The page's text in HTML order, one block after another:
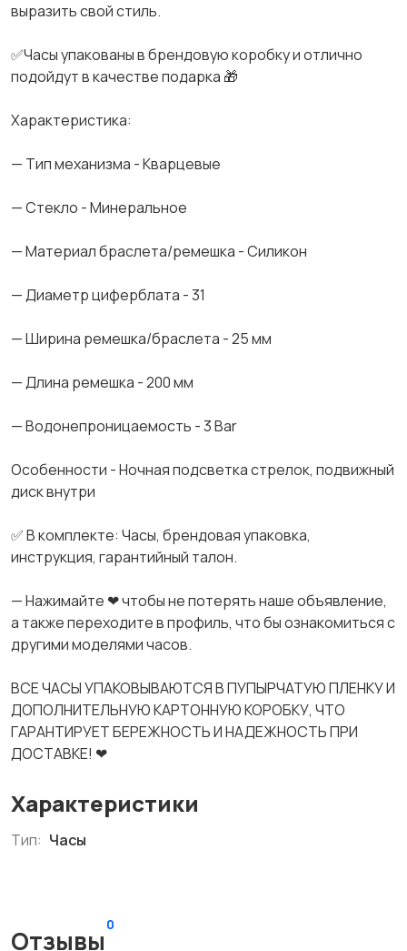
выразить свой стиль.
✅Часы упакованы в брендовую коробку и отлично
подойдут в качестве подарка 🎁
Характеристика:
— Тип механизма - Кварцевые
— Стекло - Минеральное
— Материал браслета/ремешка - Силикон
— Диаметр циферблата - 31
— Ширина ремешка/браслета - 25 мм
— Длина ремешка - 200 мм
— Водонепроницаемость - 3 Bar
Особенности - Ночная подсветка стрелок, подвижный
диск внутри
✅ В комплекте: Часы, брендовая упаковка,
инструкция, гарантийный талон.
— Нажимайте ❤ чтобы не потерять наше объявление,
а также переходите в профиль, что бы ознакомиться с
другими моделями часов.
ВСЕ ЧАСЫ УПАКОВЫВАЮТСЯ В ПУПЫРЧАТУЮ ПЛЕНКУ И
ДОПОЛНИТЕЛЬНУЮ КАРТОННУЮ КОРОБКУ, ЧТО
ГАРАНТИРУЕТ БЕРЕЖНОСТЬ И НАДЕЖНОСТЬ ПРИ
ДОСТАВКЕ! ❤
Характеристики
Тип: Часы
Отзывы
0